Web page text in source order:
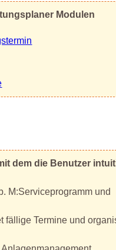
Modulen
dem die Benutzer
M:Serviceprogramm und
fällige Termine und